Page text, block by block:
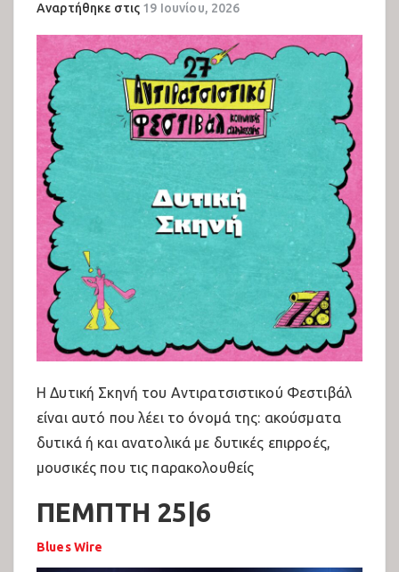
23ο Αντιρατσιστικό Φεστιβάλ
Θεσσαλονίκης
Εκθέσεις 2022
Παιδότοπος 2022
Πολιτιστικό Πρόγραμμα 2022
Συζητήσεις 2022
Συναυλίες
Συναυλίες Ανατολικής Σκηνής 2022
Συναυλίες Δυτικής Σκηνής 2022
Multilingual Posters –
Αναρτήθηκε στις 19 Ιουνίου, 2026
Η Δυτική Σκηνή του Αντιρατσιστικού Φεστιβάλ
είναι αυτό που λέει το όνομά της: ακούσματα
δυτικά ή και ανατολικά με δυτικές επιρροές,
μουσικές που τις παρακολουθείς
ΠΕΜΠΤΗ 25|6
Blues Wire